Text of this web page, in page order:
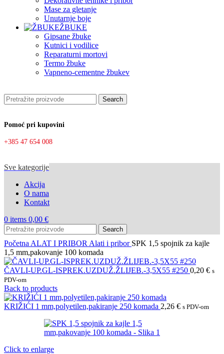
Mase za gletanje
Unutarnje boje
ŽBUKE
Gipsane žbuke
Kutnici i vodilice
Reparaturni mortovi
Termo žbuke
Vapneno-cementne žbukev
Search
Pomoć pri kupovini
+385 47 654 008
Sve kategorije
Akcija
O nama
Kontakt
0 items 0,00 €
Search
Početna ALAT I PRIBOR Alati i pribor SPK 1,5 spojnik za kajle
1,5 mm,pakovanje 100 komada
ČAVLI-UP.GL-ISPREK.UZDUŽ.ŽLIJEB.-3,5X55 #250 0,20 € s
PDV-om
Back to products
KRIŽIĆI 1 mm,polyetilen,pakiranje 250 komada 2,26 € s PDV-om
Click to enlarge